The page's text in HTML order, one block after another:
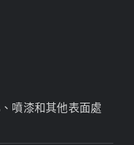
噴漆和其他表面處